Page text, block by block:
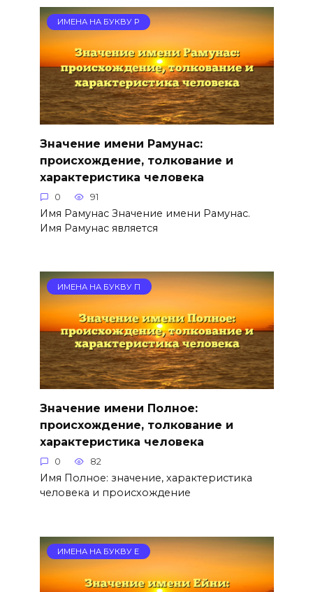
ИМЕНА НА БУКВУ Р
Значение имени Рамунас:
происхождение, толкование и
характеристика человека
0 91
Имя Рамунас Значение имени Рамунас.
Имя Рамунас является
ИМЕНА НА БУКВУ П
Значение имени Полное:
происхождение, толкование и
характеристика человека
0 82
Имя Полное: значение, характеристика
человека и происхождение
ИМЕНА НА БУКВУ Е